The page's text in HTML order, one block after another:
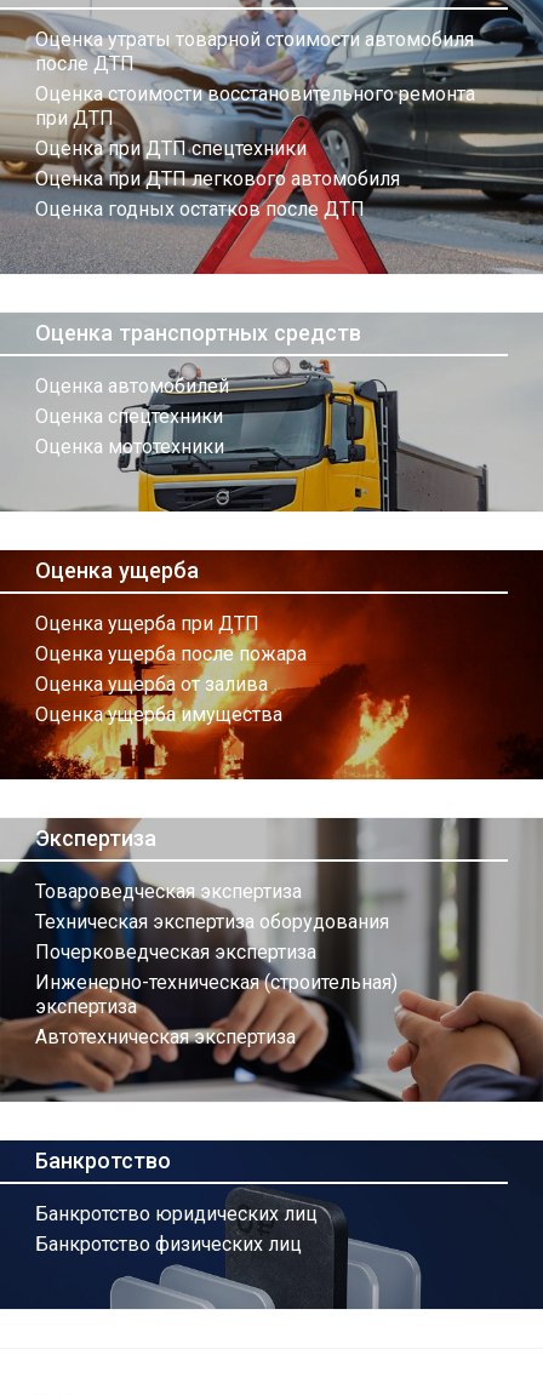
Оценка утраты товарной стоимости автомобиля
после ДТП
Оценка стоимости восстановительного ремонта
при ДТП
Оценка при ДТП спецтехники
Оценка при ДТП легкового автомобиля
Оценка годных остатков после ДТП
Оценка транспортных средств
Оценка автомобилей
Оценка спецтехники
Оценка мототехники
Оценка ущерба
Оценка ущерба при ДТП
Оценка ущерба после пожара
Оценка ущерба от залива
Оценка ущерба имущества
Экспертиза
Товароведческая экспертиза
Техническая экспертиза оборудования
Почерковедческая экспертиза
Инженерно-техническая (строительная)
экспертиза
Автотехническая экспертиза
Банкротство
Банкротство юридических лиц
Банкротство физических лиц